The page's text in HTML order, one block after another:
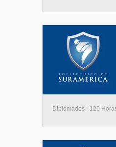
Diplomados - 120